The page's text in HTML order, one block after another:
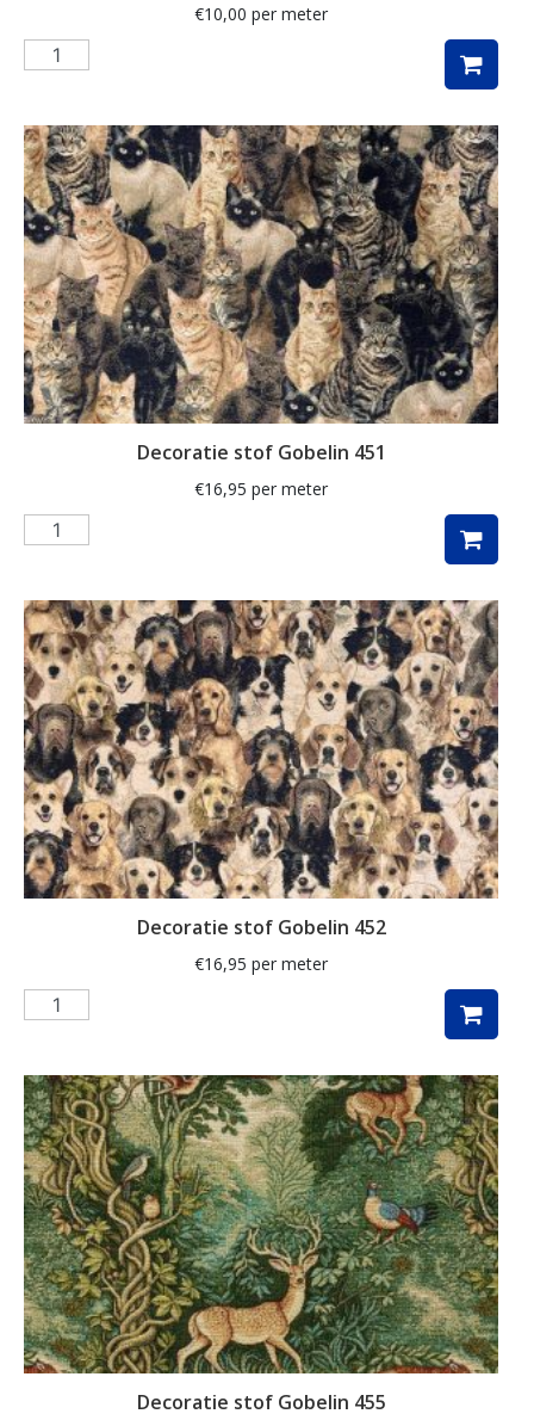
klein
koeien
koffie
konijn
kraanvogel
krant
kruiden
kunst
landschap
luipaard
lurex
madeliefje
Magnolia
mandala
margriet
margrietje
meisje
meubelstof
middel
mini monte carlo
mode
modebladen
molen
mozaïek
€10,00 per meter
Decoratie stof Gobelin 451
€16,95 per meter
Decoratie stof Gobelin 452
€16,95 per meter
Decoratie stof Gobelin 455